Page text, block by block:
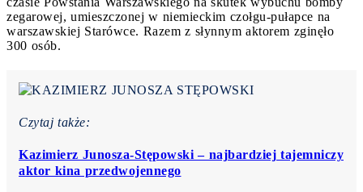
zegarowej, umieszczonej w niemieckim czołgu-pułapce na
warszawskiej Starówce. Razem z słynnym aktorem zginęło
300 osób.
Czytaj także:
Kazimierz Junosza-Stępowski – najbardziej tajemniczy
aktor kina przedwojennego